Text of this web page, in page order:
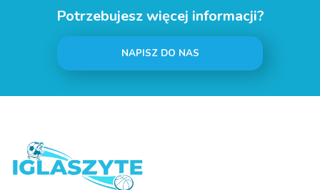
Potrzebujesz więcej informacji?
NAPISZ DO NAS